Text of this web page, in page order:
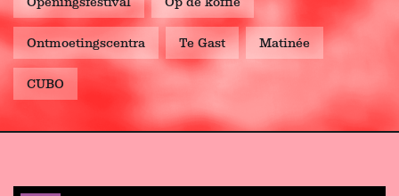
Ontmoetingscentra Te Gast Matinée
CUBO